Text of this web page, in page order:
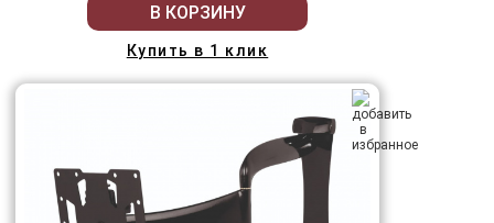
В КОРЗИНУ
Купить в 1 клик